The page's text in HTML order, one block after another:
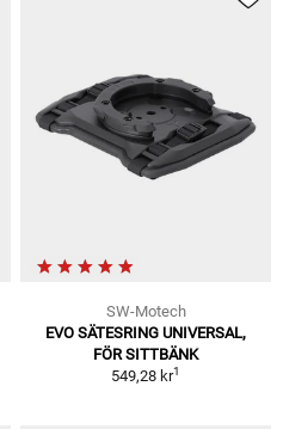
SW-Motech
EVO SÄTESRING UNIVERSAL,
FÖR SITTBÄNK
549,28 kr1